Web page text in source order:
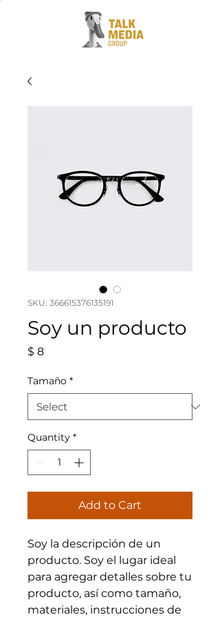
SKU: 366615376135191
Soy un producto
$ 8Price
Tamaño *
Quantity *
Add to Cart
Soy la descripción de un
producto. Soy el lugar ideal
para agregar detalles sobre tu
producto, así como tamaño,
materiales, instrucciones de